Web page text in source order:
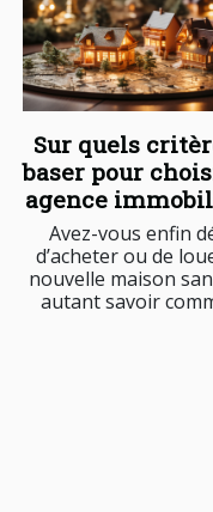
Sur quels
baser pour
agence
Avez-vous enfin
d’acheter ou de
nouvelle maison
autant savoir